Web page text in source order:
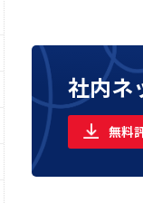
社内ネ
無料